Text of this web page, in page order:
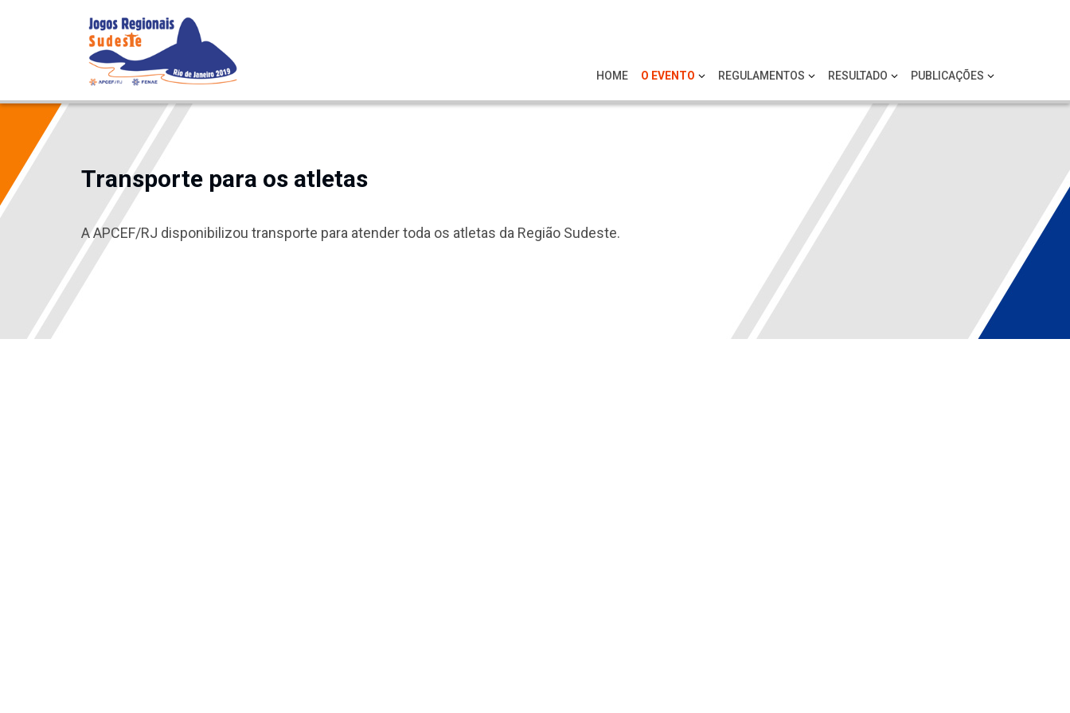
HOME O EVENTO REGULAMENTOS RESULTADO PUBLICAÇÕES
Transporte para os atletas
A APCEF/RJ disponibilizou transporte para atender toda os atletas da Região Sudeste.